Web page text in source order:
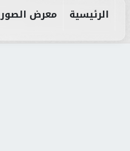
الرئيسية معرض الصور